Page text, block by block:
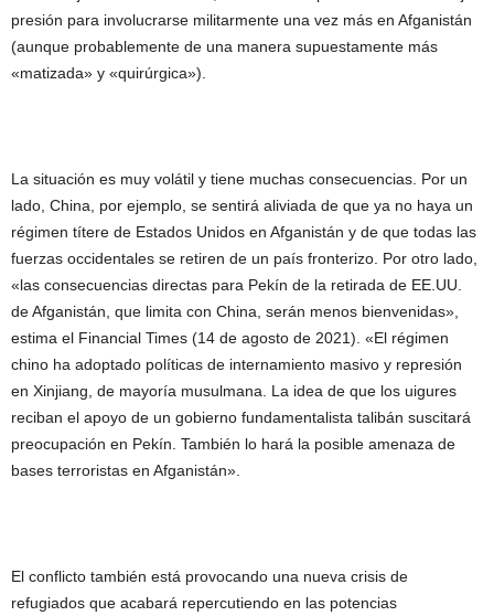
presión para involucrarse militarmente una vez más en Afganistán
(aunque probablemente de una manera supuestamente más
«matizada» y «quirúrgica»).
La situación es muy volátil y tiene muchas consecuencias. Por un
lado, China, por ejemplo, se sentirá aliviada de que ya no haya un
régimen títere de Estados Unidos en Afganistán y de que todas las
fuerzas occidentales se retiren de un país fronterizo. Por otro lado,
«las consecuencias directas para Pekín de la retirada de EE.UU.
de Afganistán, que limita con China, serán menos bienvenidas»,
estima el Financial Times (14 de agosto de 2021). «El régimen
chino ha adoptado políticas de internamiento masivo y represión
en Xinjiang, de mayoría musulmana. La idea de que los uigures
reciban el apoyo de un gobierno fundamentalista talibán suscitará
preocupación en Pekín. También lo hará la posible amenaza de
bases terroristas en Afganistán».
El conflicto también está provocando una nueva crisis de
refugiados que acabará repercutiendo en las potencias